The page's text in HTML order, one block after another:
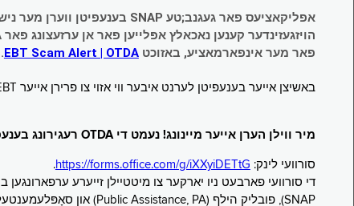
אפליקאציעס פאר געגנב;טע SNAP בענעפיטן ווערן מער נישט אנגענומען.
הויזגעזינדער קענען נאכאלץ אפּלייען פאר אן ערזעצונג פאר TA (קעש) בענעפיטן וועלכע זענען געגנב;ט געווארן.
פאר מער אינפארמאציע, באזוכטEBT Scam Alert | OTDA
.
באשיצן אייער בענעפיטן לערנט איבער ווי אזוי צו פרירן אייער EBT קארטל ווען עס איז נישט אין באנוץ. באזוכט
מיר ווילן הערן אייער מיינונג! נעמט די OTDA רעגירונג בענעפיטן סורוועי!
סורוועי לינק: https://forms.office.com/g/iXXyiDETtG
.